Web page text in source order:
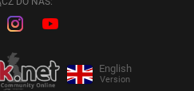
English
Version